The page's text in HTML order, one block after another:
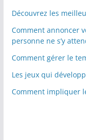
Découvrez les
Comment annoncer
personne ne s’y
Comment gérer le
Les jeux qui
Comment impliquer